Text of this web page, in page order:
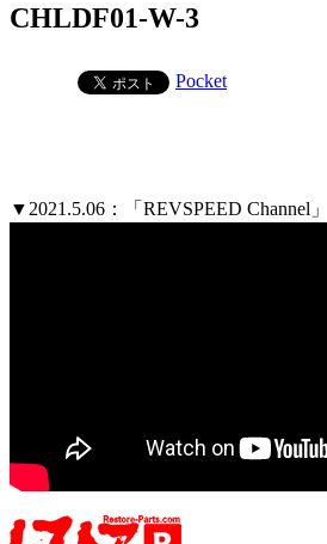
CHLDF01-W-3
Pocket
▼2021.5.06：「REVSPEED Channel」